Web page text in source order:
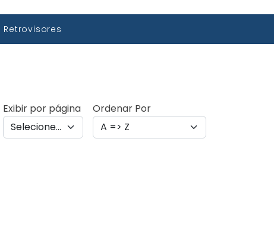
Retrovisores
Exibir por página Ordenar Por